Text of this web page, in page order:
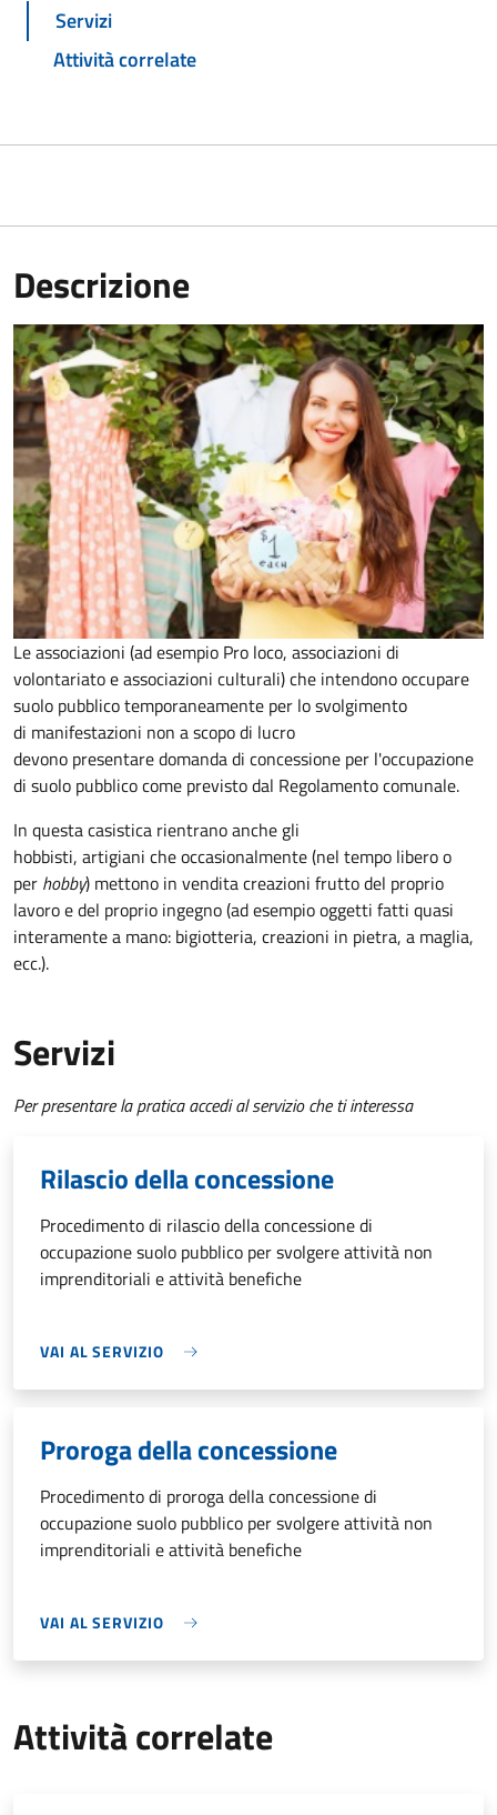
Servizi
Attività correlate
Descrizione
Le associazioni (ad esempio Pro loco, associazioni di
volontariato e associazioni culturali) che intendono occupare
suolo pubblico temporaneamente per lo svolgimento
di manifestazioni non a scopo di lucro
devono presentare domanda di concessione per l'occupazione
di suolo pubblico come previsto dal Regolamento comunale.
In questa casistica rientrano anche gli
hobbisti, artigiani che occasionalmente (nel tempo libero o
per hobby) mettono in vendita creazioni frutto del proprio
lavoro e del proprio ingegno (ad esempio oggetti fatti quasi
interamente a mano: bigiotteria, creazioni in pietra, a maglia,
ecc.).
Servizi
Per presentare la pratica accedi al servizio che ti interessa
Rilascio della concessione
Procedimento di rilascio della concessione di
occupazione suolo pubblico per svolgere attività non
imprenditoriali e attività benefiche
VAI AL SERVIZIO
Proroga della concessione
Procedimento di proroga della concessione di
occupazione suolo pubblico per svolgere attività non
imprenditoriali e attività benefiche
VAI AL SERVIZIO
Attività correlate